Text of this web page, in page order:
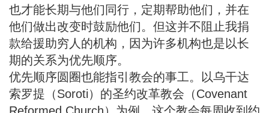
也才能长期与他们同行，定期帮助他们，并在
他们做出改变时鼓励他们。但这并不阻止我捐
款给援助穷人的机构，因为许多机构也是以长
期的关系为优先顺序。
优先顺序圆圈也能指引教会的事工。以乌干达
索罗提（Soroti）的圣约改革教会（Covenant